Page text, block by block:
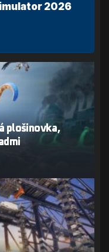
2026
plošinovka,